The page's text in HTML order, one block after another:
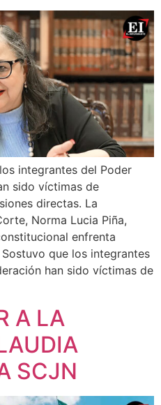
integrantes del Poder
sido víctimas de
directas. La
Norma Lucia Piña,
enfrenta
que los integrantes
han sido víctimas de
A LA
SCJN